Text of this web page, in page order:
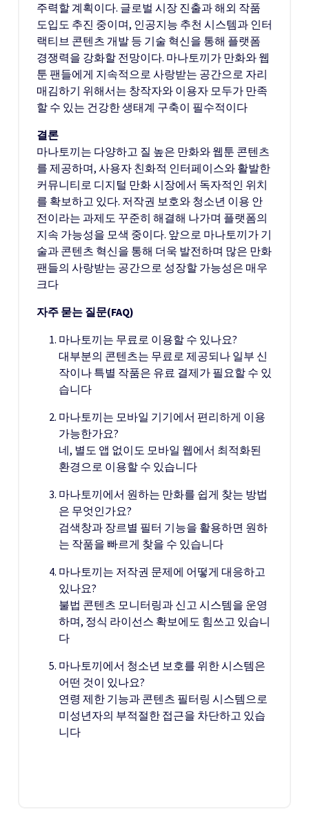
주력할 계획이다. 글로벌 시장 진출과 해외 작품
도입도 추진 중이며, 인공지능 추천 시스템과 인터
랙티브 콘텐츠 개발 등 기술 혁신을 통해 플랫폼
경쟁력을 강화할 전망이다. 마나토끼가 만화와 웹
툰 팬들에게 지속적으로 사랑받는 공간으로 자리
매김하기 위해서는 창작자와 이용자 모두가 만족
할 수 있는 건강한 생태계 구축이 필수적이다
결론
마나토끼는 다양하고 질 높은 만화와 웹툰 콘텐츠
를 제공하며, 사용자 친화적 인터페이스와 활발한
커뮤니티로 디지털 만화 시장에서 독자적인 위치
를 확보하고 있다. 저작권 보호와 청소년 이용 안
전이라는 과제도 꾸준히 해결해 나가며 플랫폼의
지속 가능성을 모색 중이다. 앞으로 마나토끼가 기
술과 콘텐츠 혁신을 통해 더욱 발전하며 많은 만화
팬들의 사랑받는 공간으로 성장할 가능성은 매우
크다
자주 묻는 질문(FAQ)
마나토끼는 무료로 이용할 수 있나요?
대부분의 콘텐츠는 무료로 제공되나 일부 신
작이나 특별 작품은 유료 결제가 필요할 수 있
습니다
마나토끼는 모바일 기기에서 편리하게 이용
가능한가요?
네, 별도 앱 없이도 모바일 웹에서 최적화된
환경으로 이용할 수 있습니다
마나토끼에서 원하는 만화를 쉽게 찾는 방법
은 무엇인가요?
검색창과 장르별 필터 기능을 활용하면 원하
는 작품을 빠르게 찾을 수 있습니다
마나토끼는 저작권 문제에 어떻게 대응하고
있나요?
불법 콘텐츠 모니터링과 신고 시스템을 운영
하며, 정식 라이선스 확보에도 힘쓰고 있습니
다
마나토끼에서 청소년 보호를 위한 시스템은
어떤 것이 있나요?
연령 제한 기능과 콘텐츠 필터링 시스템으로
미성년자의 부적절한 접근을 차단하고 있습
니다